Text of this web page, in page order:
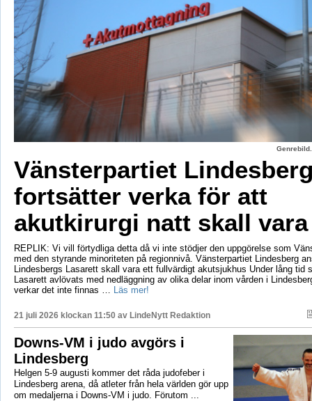
Vänsterpartiet
fortsätter verka för att
akutkirurgi natt skall
REPLIK: Vi vill förtydliga detta då vi inte stödjer den uppgörelse som
med den styrande minoriteten på regionnivå. Vänsterpartiet Lindesberg
Lindesbergs Lasarett skall vara ett fullvärdigt akutsjukhus Under lång tid
Lasarett avlövats med nedläggning av olika delar inom vården i
verkar det inte finnas … Läs mer!
21 juli 2026 klockan 11:50 av LindeNytt Redaktion
Downs-VM i judo avgörs i
Lindesberg
Helgen 5-9 augusti kommer det råda judofeber i
Lindesberg arena, då atleter från hela världen gör upp
om medaljerna i Downs-VM i judo. Förutom ...